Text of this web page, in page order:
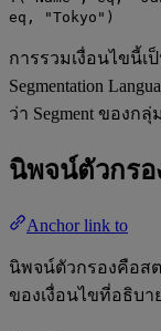
eq, "Tokyo")
การรวมเงื่อนไขนี้เ
Segmentation
ว่า Segment ของก
นิพจน์ตัวกร
Anchor link to
นิพจน์ตัวกรองคือส
ของเงื่อนไขที่อธิบา